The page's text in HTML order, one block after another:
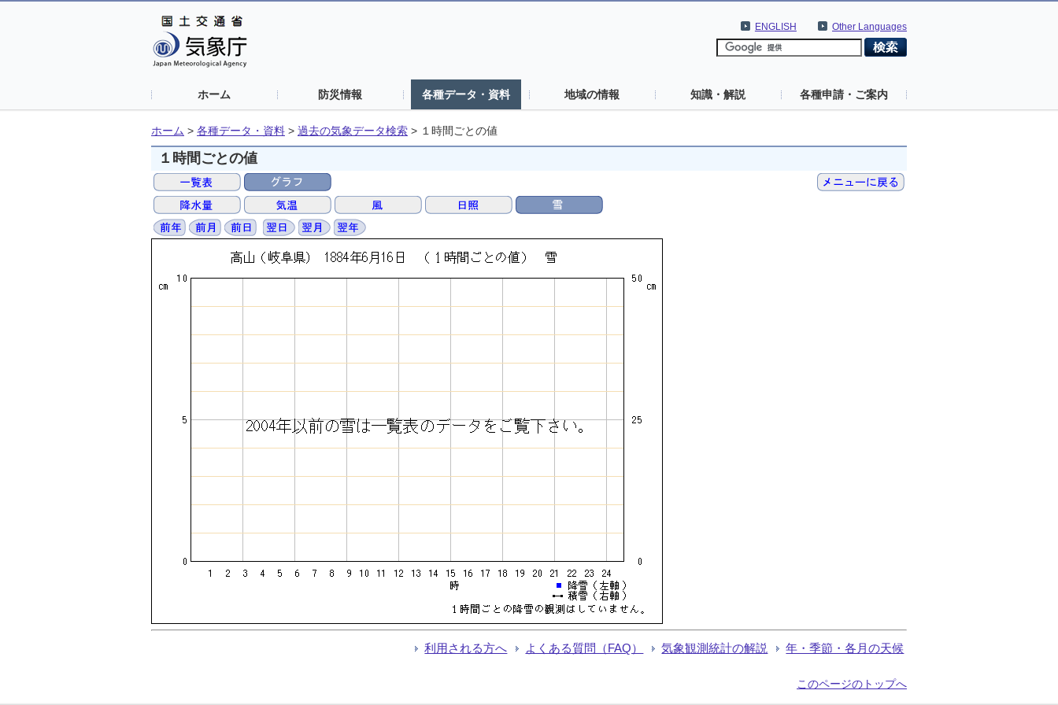
Other Languages
ENGLISH
ホーム 防災情報 各種データ・資料 地域の情報 知識・解説 各種申請・ご案内
ホーム > 各種データ・資料 > 過去の気象データ検索 > １時間ごとの値
１時間ごとの値
利用される方へ よくある質問（FAQ） 気象観測統計の解説 年・季節・各月の天候
このページのトップへ